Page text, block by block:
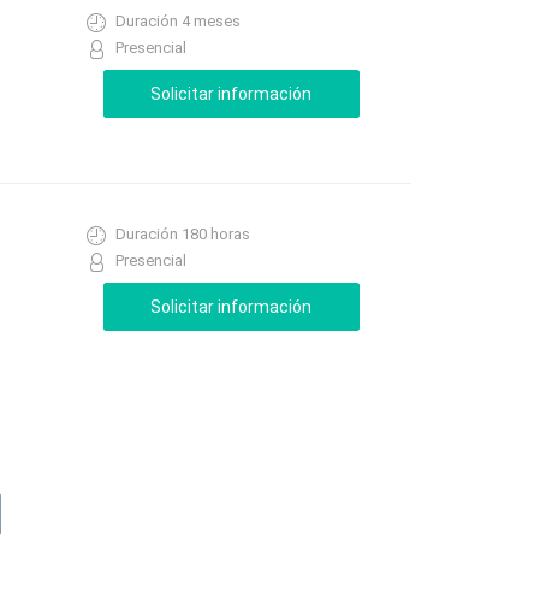
Duración 4 meses
Presencial
Duración 180 horas
Presencial